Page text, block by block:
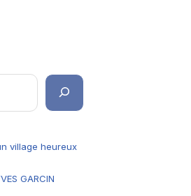
village heureux
GARCIN